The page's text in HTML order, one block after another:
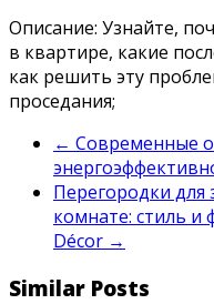
Описание: Узнайте,
в квартире, какие
как решить эту
проседания;
← Современные
Перегородки для
комнате: стиль и
Décor →
Similar Posts